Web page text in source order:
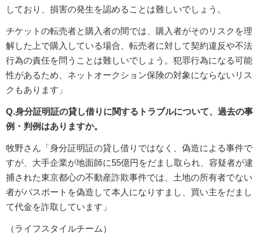
しており、損害の発生を認めることは難しいでしょう。
チケットの転売者と購入者の間では、購入者がそのリスクを理
解した上で購入している場合、転売者に対して契約違反や不法
行為の責任を問うことは難しいでしょう。犯罪行為になる可能
性があるため、ネットオークション保険の対象にならないリス
クもあります」
Q.身分証明証の貸し借りに関するトラブルについて、過去の事
例・判例はありますか。
牧野さん「身分証明証の貸し借りではなく、偽造による事件で
すが、大手企業が地面師に55億円をだまし取られ、容疑者が逮
捕された東京都心の不動産詐欺事件では、土地の所有者でない
者がパスポートを偽造して本人になりすまし、買い主をだまし
て代金を詐取しています」
（ライフスタイルチーム）